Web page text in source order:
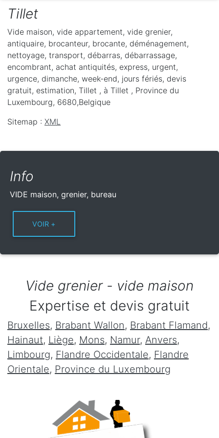
Tillet
Vide maison, vide appartement, vide grenier,
antiquaire, brocanteur, brocante, déménagement,
nettoyage, transport, débarras, débarrassage,
encombrant, achat antiquités, express, urgent,
urgence, dimanche, week-end, jours fériés, devis
gratuit, estimation, Tillet , à Tillet , Province du
Luxembourg, 6680,Belgique
Sitemap : XML
Info
VIDE maison, grenier, bureau
Vide grenier - vide maison
Expertise et devis gratuit
Bruxelles, Brabant Wallon, Brabant Flamand,
Hainaut, Liège, Mons, Namur, Anvers,
Limbourg, Flandre Occidentale, Flandre
Orientale, Province du Luxembourg